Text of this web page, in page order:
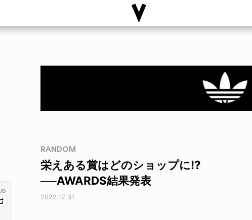
RANDOM
栄えある賞はどのショップに!?
──AWARDS結果発表
2022.12.31